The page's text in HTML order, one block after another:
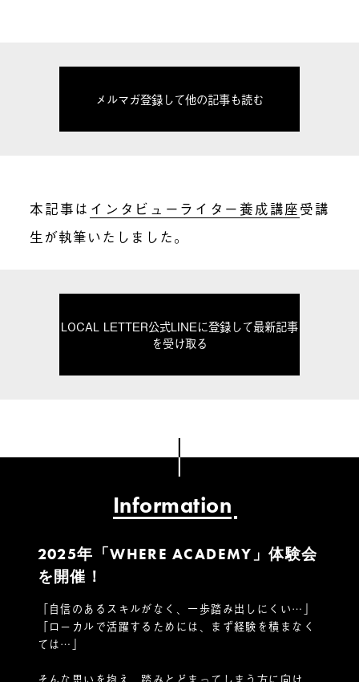
メルマガ登録して他の記事も読む
本記事は インタビューライター養成講座受講
生が執筆いたしました。
LOCAL LETTER公式LINEに登録して最新記事
を受け取る
Information
2025年「WHERE ACADEMY」体験会
を開催！
「自信のあるスキルがなく、一歩踏み出しにくい…」
「ローカルで活躍するためには、まず経験を積まなく
ては…」
そんな思いを抱え、踏みとどまってしまう方に向け